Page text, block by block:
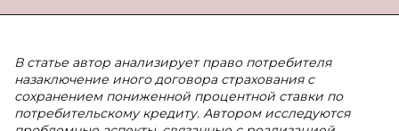
В статье автор анализирует право потребителя
назаключение иного договора страхования с
сохранением пониженной процентной ставки по
потребительскому кредиту. Автором исследуются